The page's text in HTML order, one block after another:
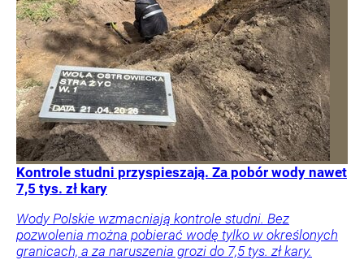
Kontrole studni przyspieszają. Za pobór wody nawet
7,5 tys. zł kary
Wody Polskie wzmacniają kontrole studni. Bez
pozwolenia można pobierać wodę tylko w określonych
granicach, a za naruszenia grozi do 7,5 tys. zł kary.